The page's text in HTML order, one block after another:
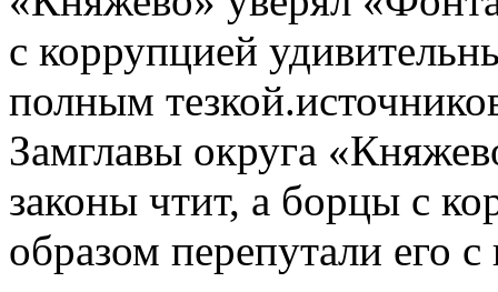
с коррупцией
полным
Замглавы округа
законы чтит, а борцы с
образом перепутали его